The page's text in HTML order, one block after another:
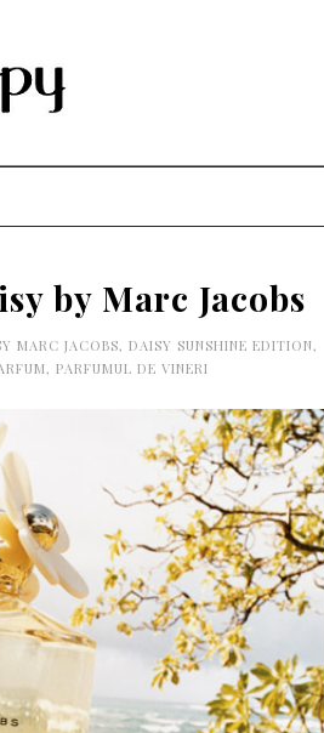
by Marc Jacobs
MARC JACOBS, DAISY SUNSHINE EDITION,
, PARFUMUL DE VINERI